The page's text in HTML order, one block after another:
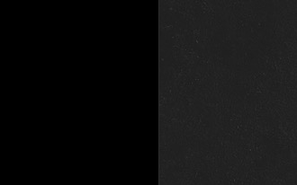
10 апреля 2017